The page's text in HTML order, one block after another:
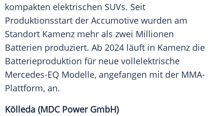
kompakten elektrischen SUVs. Seit
Produktionsstart der Accumotive wurden am
Standort Kamenz mehr als zwei Millionen
Batterien produziert. Ab 2024 läuft in Kamenz die
Batterieproduktion für neue vollelektrische
Mercedes-EQ Modelle, angefangen mit der MMA-
Plattform, an.
Kölleda (MDC Power GmbH)